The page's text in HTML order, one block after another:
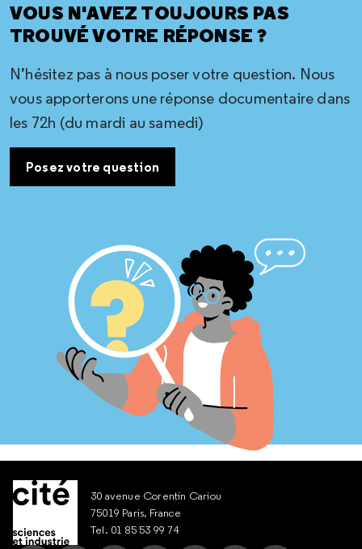
VOUS N'AVEZ TOUJOURS PAS
TROUVÉ VOTRE RÉPONSE ?
N’hésitez pas à nous poser votre question. Nous
vous apporterons une réponse documentaire dans
les 72h (du mardi au samedi)
Posez votre question
30 avenue Corentin Cariou
75019 Paris, France
Tel. 01 85 53 99 74